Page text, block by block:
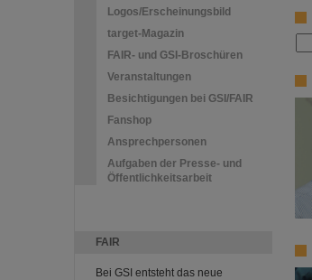
Logos/Erscheinungsbild
target-Magazin
FAIR- und GSI-Broschüren
Veranstaltungen
Besichtigungen bei GSI/FAIR
Fanshop
Ansprechpersonen
Aufgaben der Presse- und
Öffentlichkeitsarbeit
FAIR
Bei GSI entsteht das neue